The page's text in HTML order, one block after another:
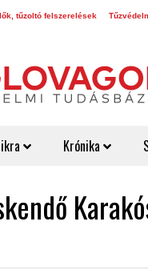
tűzoltó felszerelések
Krónika